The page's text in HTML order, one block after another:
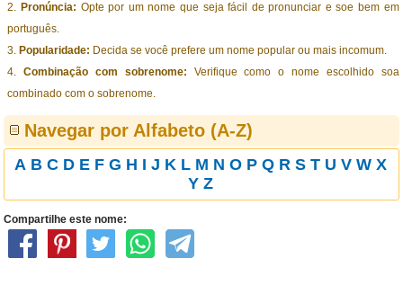
Pronúncia: Opte por um nome que seja fácil de pronunciar e soe bem em
português.
Popularidade: Decida se você prefere um nome popular ou mais incomum.
Combinação com sobrenome: Verifique como o nome escolhido soa
combinado com o sobrenome.
Navegar por Alfabeto (A-Z)
A B C D E F G H I J K L M N O P Q R S T U V W X
Y Z
Compartilhe este nome: